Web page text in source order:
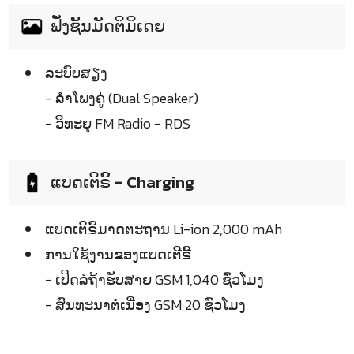
ຟັ່ງຊັ້ນມັດຕິມິເດຍ
ລະບົບສຽງ
- ລຳໂພງຄູ່ (Dual Speaker)
- ວິທະຍຸ FM Radio - RDS
ແບດເຕີຣີ້ - Charging
ແບດເຕີຣີ້ມາດຕະຖານ Li-ion 2,000 mAh
ການໃຊ້ງານຂອງແບດເຕີຣີ້
- ເປີດລໍຖ້າຮັບສາຍ GSM 1,040 ຊົ່ວໂມງ
- ສົນທະນາຕໍ່ເນື່ອງ GSM 20 ຊົ່ວໂມງ